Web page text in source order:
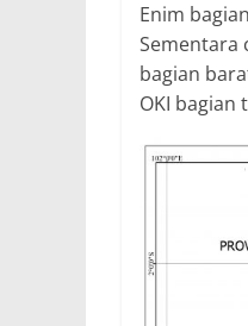
Enim
Sementara
bagian
OKI bagian